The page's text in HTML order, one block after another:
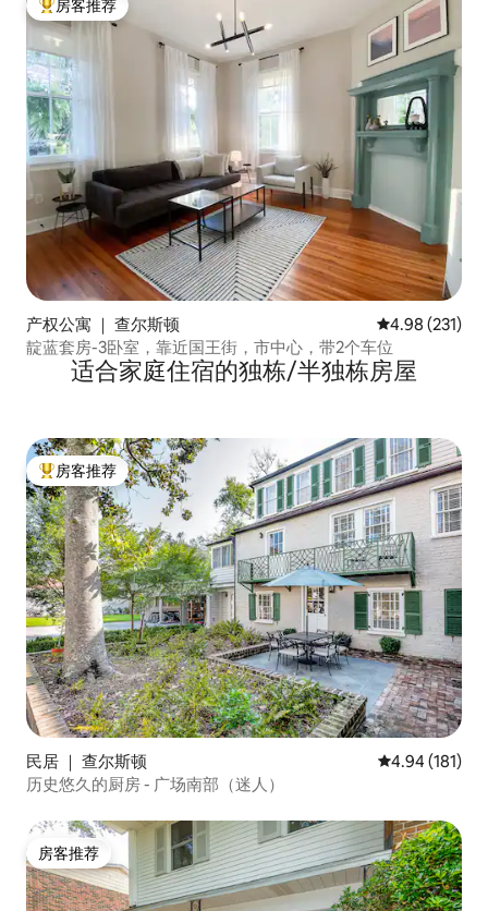
热门「房客推荐」
房客推荐
产权公寓 ｜ 查尔斯顿 平均评分 4.98
4.98 (231)
靛蓝套房-3卧室，靠近国王街，市中心，带2个车位
适合家庭住宿的独栋/半独栋房屋
热门「房客推荐」
房客推荐
民居 ｜ 查尔斯顿 平均评分 4.94
4.94 (181)
历史悠久的厨房 - 广场南部（迷人）
房客推荐
房客推荐